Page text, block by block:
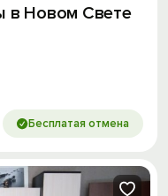
в Новом Свете
Бесплатая отмена